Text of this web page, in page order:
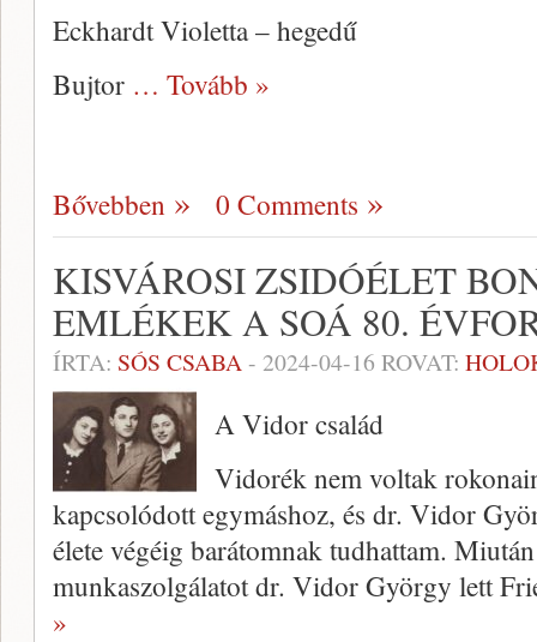
Eckhardt Violetta – hegedű
Bujtor … Tovább »
Bővebben 0 Comments
KISVÁROSI ZSIDÓÉLET
EMLÉKEK A SOÁ 80.
ÍRTA: SÓS CSABA- 2024-04-16 ROVAT:
A Vidor család
Vidorék nem voltak
kapcsolódott egymáshoz, és dr. Vidor
élete végéig barátomnak tudhattam.
munkaszolgálatot dr. Vidor György lett
»